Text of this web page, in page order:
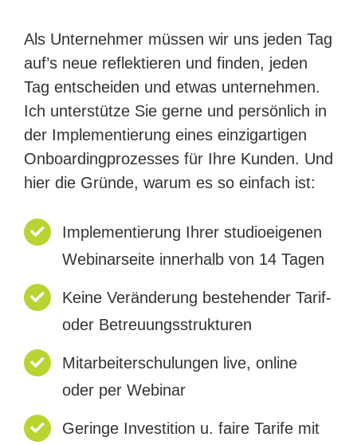
Als Unternehmer müssen wir uns jeden Tag
auf’s neue reflektieren und finden, jeden
Tag entscheiden und etwas unternehmen.
Ich unterstütze Sie gerne und persönlich in
der Implementierung eines einzigartigen
Onboardingprozesses für Ihre Kunden. Und
hier die Gründe, warum es so einfach ist:
Implementierung Ihrer studioeigenen
Webinarseite innerhalb von 14 Tagen
Keine Veränderung bestehender Tarif-
oder Betreuungsstrukturen
Mitarbeiterschulungen live, online
oder per Webinar
Geringe Investition u. faire Tarife mit